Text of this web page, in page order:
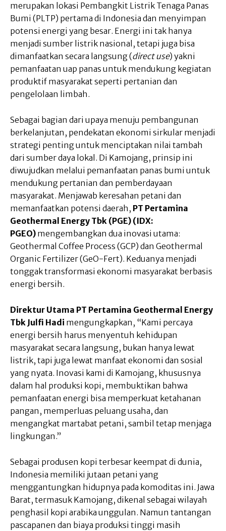
merupakan lokasi Pembangkit Listrik Tenaga Panas
Bumi (PLTP) pertama di Indonesia dan menyimpan
potensi energi yang besar. Energi ini tak hanya
menjadi sumber listrik nasional, tetapi juga bisa
dimanfaatkan secara langsung (direct use) yakni
pemanfaatan uap panas untuk mendukung kegiatan
produktif masyarakat seperti pertanian dan
pengelolaan limbah.
Sebagai bagian dari upaya menuju pembangunan
berkelanjutan, pendekatan ekonomi sirkular menjadi
strategi penting untuk menciptakan nilai tambah
dari sumber daya lokal. Di Kamojang, prinsip ini
diwujudkan melalui pemanfaatan panas bumi untuk
mendukung pertanian dan pemberdayaan
masyarakat. Menjawab keresahan petani dan
memanfaatkan potensi daerah, PT Pertamina
Geothermal Energy Tbk (PGE) (IDX:
PGEO) mengembangkan dua inovasi utama:
Geothermal Coffee Process (GCP) dan Geothermal
Organic Fertilizer (GeO-Fert). Keduanya menjadi
tonggak transformasi ekonomi masyarakat berbasis
energi bersih.
Direktur Utama PT Pertamina Geothermal Energy
Tbk Julfi Hadi mengungkapkan, “Kami percaya
energi bersih harus menyentuh kehidupan
masyarakat secara langsung, bukan hanya lewat
listrik, tapi juga lewat manfaat ekonomi dan sosial
yang nyata. Inovasi kami di Kamojang, khususnya
dalam hal produksi kopi, membuktikan bahwa
pemanfaatan energi bisa memperkuat ketahanan
pangan, memperluas peluang usaha, dan
mengangkat martabat petani, sambil tetap menjaga
lingkungan.”
Sebagai produsen kopi terbesar keempat di dunia,
Indonesia memiliki jutaan petani yang
menggantungkan hidupnya pada komoditas ini. Jawa
Barat, termasuk Kamojang, dikenal sebagai wilayah
penghasil kopi arabika unggulan. Namun tantangan
pascapanen dan biaya produksi tinggi masih